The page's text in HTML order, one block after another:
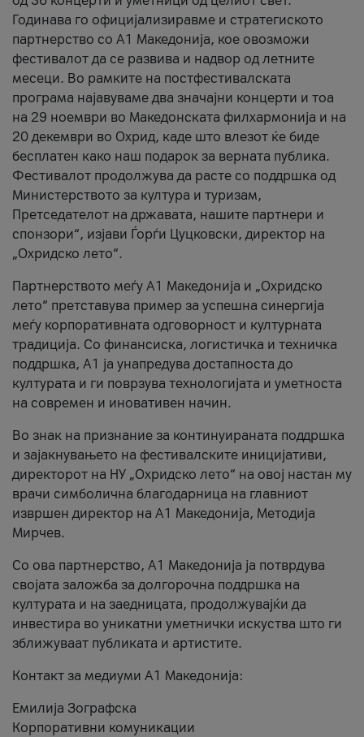
Годинава го официјализиравме и стратегиското
партнерство со А1 Македонија, кое овозможи
фестивалот да се развива и надвор од летните
месеци. Во рамките на постфестивалската
програма најавуваме два значајни концерти и тоа
на 29 ноември во Македонската филхармонија и на
20 декември во Охрид, каде што влезот ќе биде
бесплатен како наш подарок за верната публика.
Фестивалот продолжува да расте со поддршка од
Министерството за култура и туризам,
Претседателот на државата, нашите партнери и
спонзори“, изјави Ѓорѓи Цуцковски, директор на
„Охридско лето“.
Партнерството меѓу A1 Македонија и „Охридско
лето“ претставува пример за успешна синергија
меѓу корпоративната одговорност и културната
традиција. Со финансиска, логистичка и техничка
поддршка, A1 ја унапредува достапноста до
културата и ги поврзува технологијата и уметноста
на современ и иновативен начин.
Во знак на признание за континуираната поддршка
и зајакнувањето на фестивалските иницијативи,
директорот на НУ „Охридско лето“ на овој настан му
врачи симболична благодарница на главниот
извршен директор на A1 Македонија, Методија
Мирчев.
Со ова партнерство, A1 Македонија ја потврдува
својата заложба за долгорочна поддршка на
културата и на заедницата, продолжувајќи да
инвестира во уникатни уметнички искуства што ги
зближуваат публиката и артистите.
Контакт за медиуми А1 Македонија:
Емилија Зографска
Корпоративни комуникации